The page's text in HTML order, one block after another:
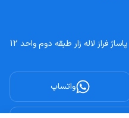
فراز لاله زار طبقه دوم واحد 12
واتساپ